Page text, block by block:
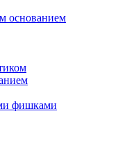
основанием
фишками